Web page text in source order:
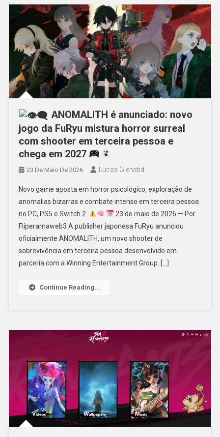
ANOMALITH é anunciado: novo
jogo da FuRyu mistura horror surreal
com shooter em terceira pessoa e
chega em 2027
23 De Maio De 2026 Lucas Glenstid
Novo game aposta em horror psicológico, exploração de
anomalias bizarras e combate intenso em terceira pessoa
no PC, PS5 e Switch 2.
23 de maio de 2026 — Por
Fliperamaweb3 A publisher japonesa FuRyu anunciou
oficialmente ANOMALITH, um novo shooter de
sobrevivência em terceira pessoa desenvolvido em
parceria com a Winning Entertainment Group. […]
Continue Reading...